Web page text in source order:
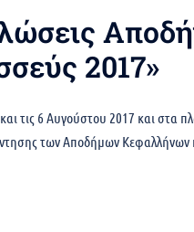
2017»
τις 6 Αυγούστου 2017 και στα
των Αποδήμων Κεφαλλήνων